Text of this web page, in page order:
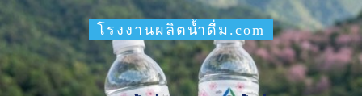
โรงงานผลิตน้ำดื่ม.com